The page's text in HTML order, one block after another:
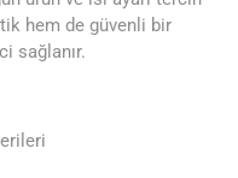
hem de güvenli bir
sağlanır.